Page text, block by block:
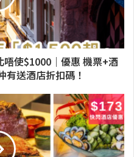
唔使$1000｜優惠 機票+酒
送酒店折扣碼！